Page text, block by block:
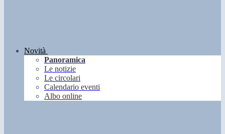
Novità
Panoramica
Le notizie
Le circolari
Calendario eventi
Albo online